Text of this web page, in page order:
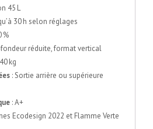
45 L
30 h selon réglages
%
réduite, format vertical
kg
: Sortie arrière ou supérieure
: A+
Ecodesign 2022 et Flamme Verte